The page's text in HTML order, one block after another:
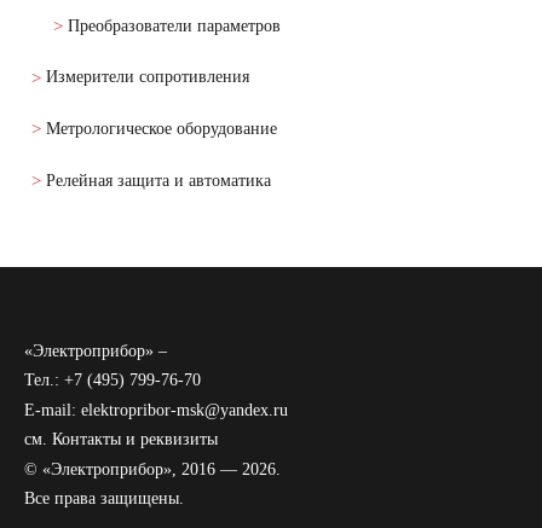
Преобразователи параметров
Измерители сопротивления
Метрологическое оборудование
Релейная защита и автоматика
«Электроприбор» –
Тел.: +7 (495) 799-76-70
E-mail: elektropribor-msk@yandex.ru
см. Контакты и реквизиты
© «Электроприбор», 2016 — 2026.
Все права защищены.